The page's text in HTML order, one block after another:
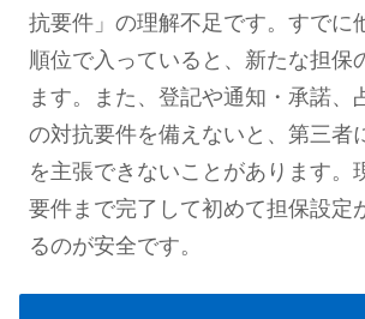
抗要件」の理解不足です。すでに
順位で入っていると、新たな担保
ます。また、登記や通知・承諾、
の対抗要件を備えないと、第三者
を主張できないことがあります。
要件まで完了して初めて担保設定
るのが安全です。